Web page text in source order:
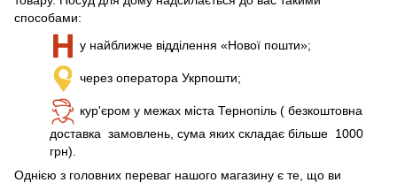
способами:
у найближче відділення «Нової пошти»;
через оператора Укрпошти;
кур'єром у межах міста Тернопіль ( безкоштовна
доставка замовлень, сума яких складає більше 1000
грн).
Однією з головних переваг нашого магазину є те, що ви